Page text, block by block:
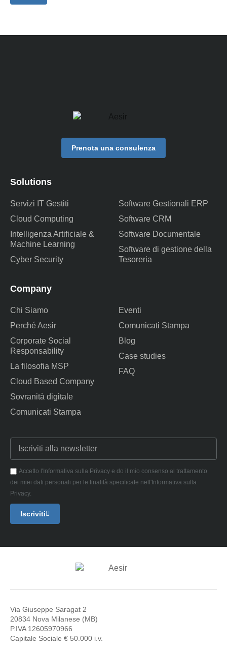
Solutions
Servizi IT Gestiti
Cloud Computing
Intelligenza Artificiale &
Machine Learning
Cyber Security
Software Gestionali ERP
Software CRM
Software Documentale
Software di gestione della
Tesoreria
Company
Chi Siamo
Perché Aesir
Corporate Social
Responsability
La filosofia MSP
Cloud Based Company
Sovranità digitale
Comunicati Stampa
Eventi
Comunicati Stampa
Blog
Case studies
FAQ
Accetto l'Informativa sulla Privacy e do il mio consenso al trattamento
dei miei dati personali per le finalità specificate nell'Informativa sulla
Privacy.
Iscriviti
Prenota una consulenza
Via Giuseppe Saragat 2
20834 Nova Milanese (MB)
P.IVA 12605970966
Capitale Sociale € 50.000 i.v.